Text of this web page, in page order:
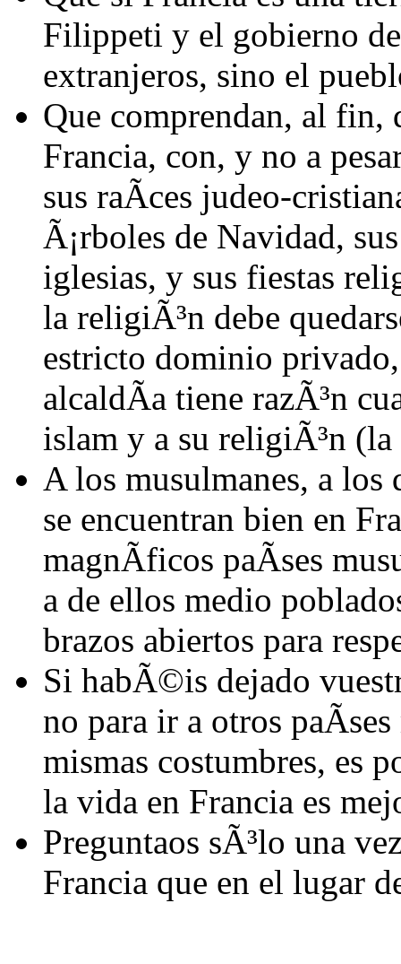
Filippeti y el gobierno
extranjeros, sino el
Que comprendan, al fin,
Francia, con, y no a
sus raÃ­ces judeo-
Ã¡rboles de Navidad, sus
iglesias, y sus fiestas
la religiÃ³n debe
estricto dominio
alcaldÃ­a tiene razÃ³n
islam y a su religiÃ³n (la
A los musulmanes, a
se encuentran bien en
magnÃ­ficos paÃ­ses
a de ellos medio
brazos abiertos para
Si habÃ©is dejado
no para ir a otros
mismas costumbres, es
la vida en Francia es
Preguntaos sÃ³lo una
Francia que en el lugar